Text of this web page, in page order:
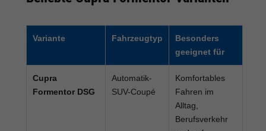
Variante Fahrzeugtyp
Besonders
geeignet für
Cupra
Formentor DSG
Automatik-
SUV-Coupé
Komfortables
Fahren im
Alltag,
Berufsverkehr